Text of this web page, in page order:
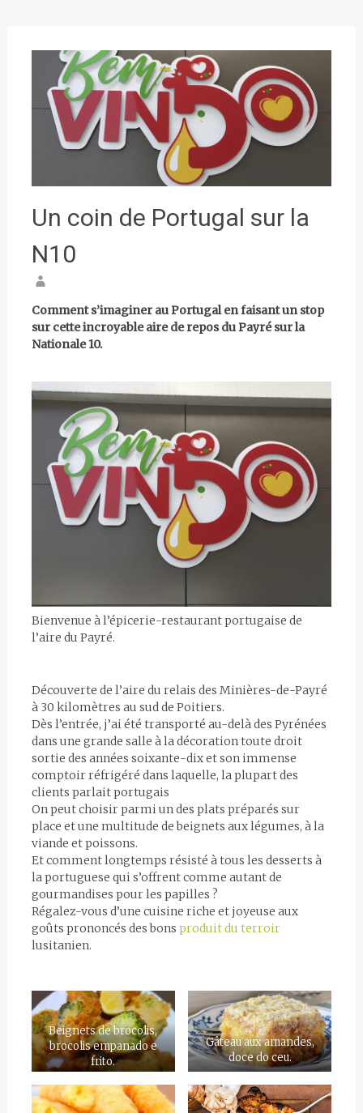
Un coin de Portugal sur la
N10
Comment s’imaginer au Portugal en faisant un stop
sur cette incroyable aire de repos du Payré sur la
Nationale 10.
Bienvenue à l’épicerie-restaurant portugaise de
l’aire du Payré.
Découverte de l’aire du relais des Minières-de-Payré
à 30 kilomètres au sud de Poitiers.
Dès l’entrée, j’ai été transporté au-delà des Pyrénées
dans une grande salle à la décoration toute droit
sortie des années soixante-dix et son immense
comptoir réfrigéré dans laquelle, la plupart des
clients parlait portugais
On peut choisir parmi un des plats préparés sur
place et une multitude de beignets aux légumes, à la
viande et poissons.
Et comment longtemps résisté à tous les desserts à
la portuguese qui s’offrent comme autant de
gourmandises pour les papilles ?
Régalez-vous d’une cuisine riche et joyeuse aux
goûts prononcés des bons produit du terroir
lusitanien.
Beignets de brocolis,
brocolis empanado e
frito.
Gâteau aux amandes,
doce do ceu.